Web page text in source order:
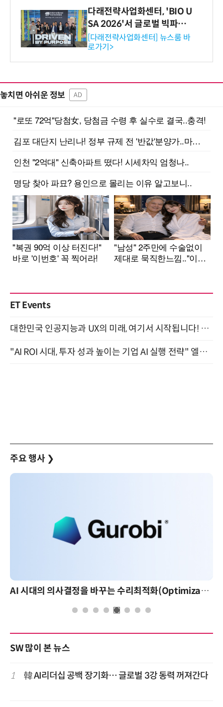
다래전략사업화센터, 'BIO U
SA 2026'서 글로벌 빅파마
와의 비즈니스 미팅 지원…K
-바이오 해외 진출 교두보 확
보
[다래전략사업화센터] 뉴스룸 바
로가기>
놓치면 아쉬운 정보 AD
ET Events
대한민국 인공지능과 UX의 미래, 여기서 시작됩니다! UX Korea 2026 - Fall 9월 2일 개최
"AI ROI 시대, 투자 성과 높이는 기업 AI 실행 전략" 엘타워 6층 (9월 18일)
주요 행사 ❯
AI 시대의 의사결정을 바꾸는 수리최적화(Optimization): 실제 산업 적용 사례와 활용 전략 AI 핀옵스 실전 세미나:
SW 많이 본 뉴스
1 韓 AI리더십 공백 장기화… 글로벌 3강 동력 꺼져간다